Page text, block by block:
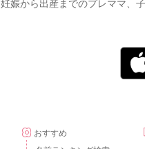
妊娠から出産までのプレママ、
おすすめ